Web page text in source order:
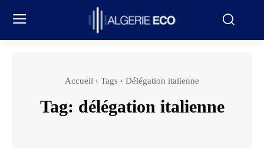
Accueil Tags Délégation italienne
Tag: délégation italienne